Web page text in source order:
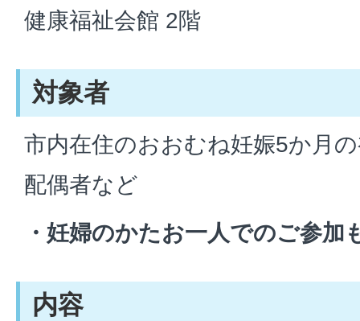
健康福祉会館 2階
対象者
市内在住のおおむね妊娠5か月
配偶者など
・妊婦のかたお一人でのご参加
内容